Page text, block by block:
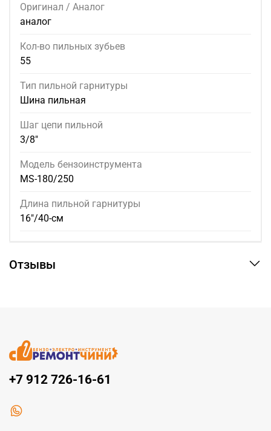
Оригинал / Аналог
аналог
Кол-во пильных зубьев
55
Тип пильной гарнитуры
Шина пильная
Шаг цепи пильной
3/8"
Модель бензоинструмента
MS-180/250
Длина пильной гарнитуры
16"/40-см
Отзывы
+7 912 726-16-61